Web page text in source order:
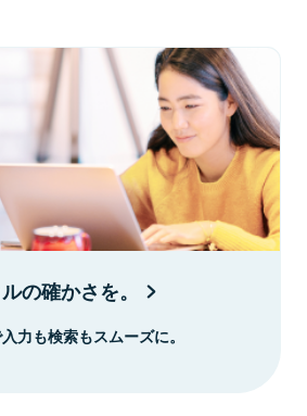
の確かさを。
力も検索もスムーズに。